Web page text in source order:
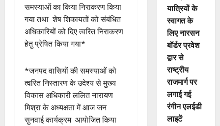
समस्याओं का किया निराकरण किया
गया तथा शेष शिकायतों को संबंधित
अधिकारियों को दिए त्वरित निराकरण
हेतु प्रेषित किया गया*
*जनपद वासियों की समस्याओं को
त्वरित निस्तारण के उदेश्य से मुख्य
विकास अधिकारी ललित नारायण
मिश्रा के अध्यक्षता में आज जन
सुनवाई कार्यक्रम आयोजित किया
यात्रियों के
स्वागत के
लिए नारसन
बॉर्डर प्रवेश
द्वार से
राष्ट्रीय
राजमार्ग पर
लगाई गई
रंगीन एलईडी
लाइटें